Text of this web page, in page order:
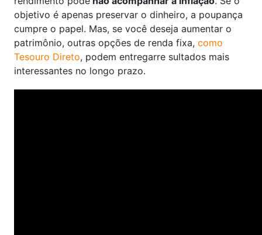
objetivo é apenas preservar o dinheiro, a poupança
cumpre o papel. Mas, se você deseja aumentar o
patrimônio, outras opções de renda fixa, como
Tesouro Direto, podem entregarre sultados mais
interessantes no longo prazo.